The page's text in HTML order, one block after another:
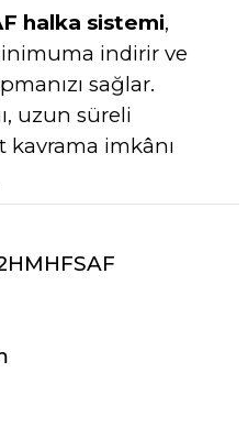
halka sistemi,
indirir ve
sağlar.
uzun süreli
kavrama imkânı